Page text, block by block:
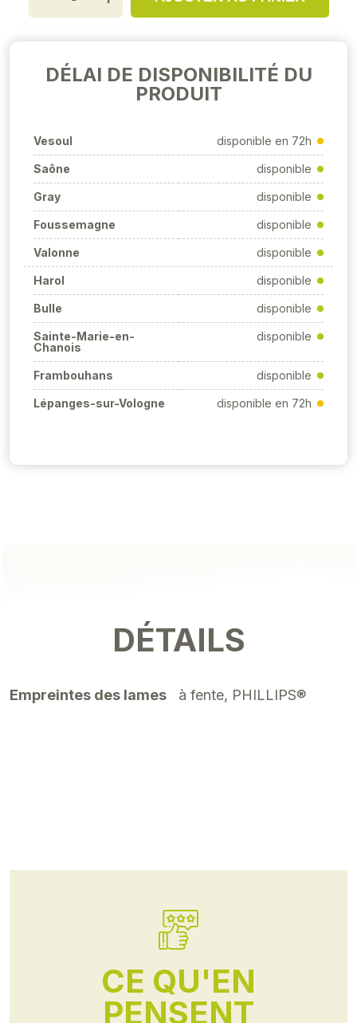
DÉLAI DE DISPONIBILITÉ DU
PRODUIT
Vesoul disponible en 72h
Saône disponible
Gray disponible
Foussemagne disponible
Valonne disponible
Harol disponible
Bulle disponible
Sainte-Marie-en-
Chanois
disponible
Frambouhans disponible
Lépanges-sur-Vologne disponible en 72h
DÉTAILS
Empreintes des lames à fente, PHILLIPS®
CE QU'EN
PENSENT